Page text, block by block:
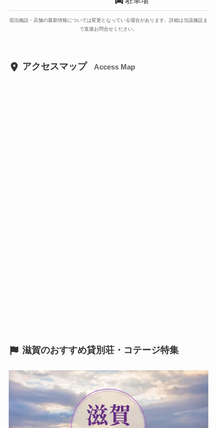
宿泊施設・店舗の最新情報については変更となっている場合があります。詳細は当該施設ま
で直接お問合せください。
アクセスマップ Access Map
滋賀のおすすめ貸別荘・コテージ特集